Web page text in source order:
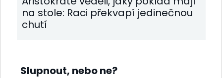
na stole: Raci překvapí jedinečnou
chutí
Slupnout, nebo ne?